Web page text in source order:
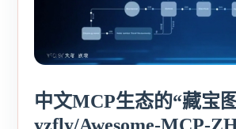
中文MCP生态的“藏宝图
yzfly/Awesome-MCP-